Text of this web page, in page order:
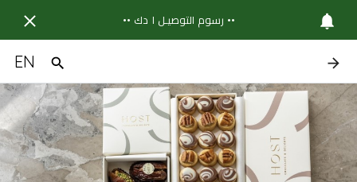
•• رسوم التوصيـل ١ دك ••
EN